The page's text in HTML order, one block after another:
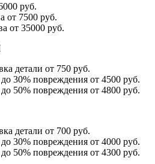
руб.
от 7500 руб.
от 35000 руб.
детали от 750 руб.
30% повреждения от 4500 руб.
50% повреждения от 4800 руб.
детали от 700 руб.
30% повреждения от 4000 руб.
50% повреждения от 4300 руб.